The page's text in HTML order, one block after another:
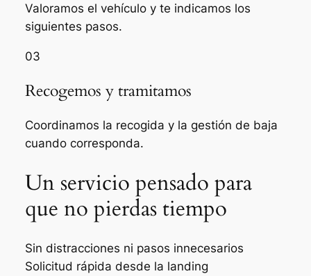
Valoramos el vehículo y te indicamos los
siguientes pasos.
03
Recogemos y tramitamos
Coordinamos la recogida y la gestión de baja
cuando corresponda.
Un servicio pensado para
que no pierdas tiempo
Sin distracciones ni pasos innecesarios
Solicitud rápida desde la landing